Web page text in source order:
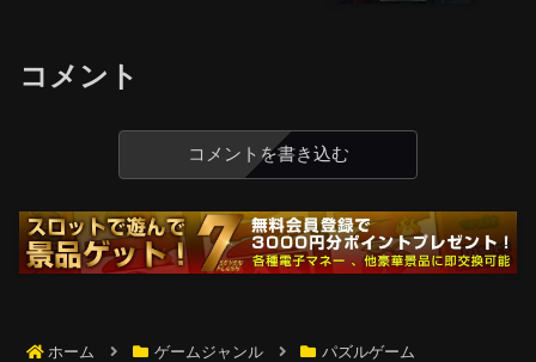
コメント
コメントを書き込む
ホーム ゲームジャンル パズルゲーム